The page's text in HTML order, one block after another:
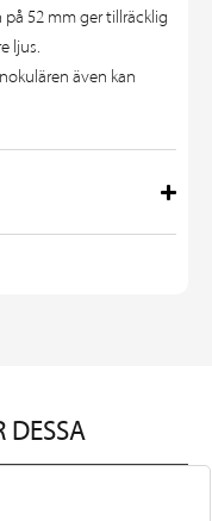
52 mm ger tillräcklig
ljus.
även kan
DESSA